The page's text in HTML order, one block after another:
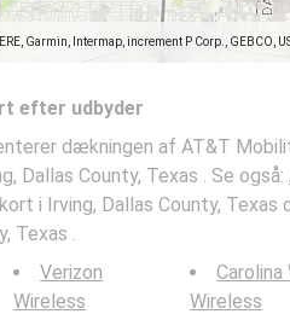
Garmin, Intermap, increment P Corp., GEBCO,
efter udbyder
dækningen af AT&T
Dallas County, Texas . Se også:
i Irving, Dallas County,
Texas .
Verizon
Wireless
Carolina
Wireless